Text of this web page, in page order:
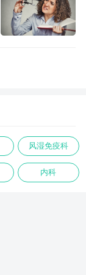
风湿免疫科
内科